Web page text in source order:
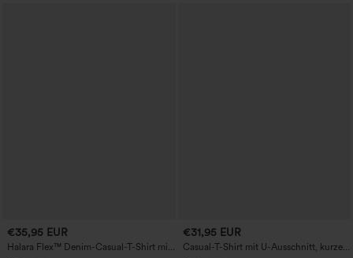
€35,95 EUR
Halara Flex™ Denim-Casual-T-Shirt mit
€31,95 EUR
Casual-T-Shirt mit U-Ausschnitt, kurzen